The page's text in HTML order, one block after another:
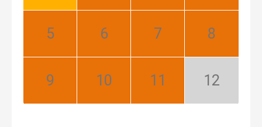
Máj:
Jún:
Júl:
August:
September:
Október:
November:
December: